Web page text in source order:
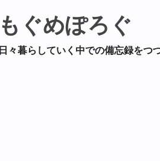
もぐめぽろぐ
日々暮らしていく中での備忘録をつ